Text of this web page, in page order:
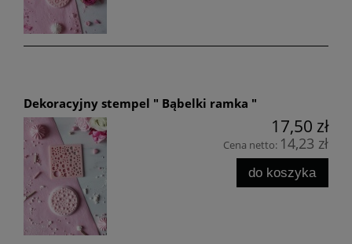
Dekoracyjny stempel " Bąbelki ramka "
17,50 zł
Cena netto: 14,23 zł
do koszyka